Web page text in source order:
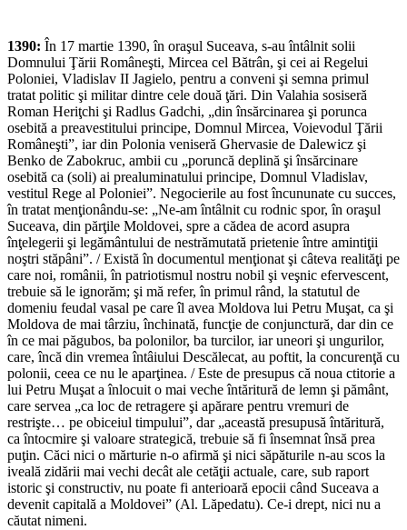
1390: În 17 martie 1390, în oraşul Suceava, s-au întâlnit solii
Domnului Ţării Româneşti, Mircea cel Bătrân, şi cei ai Regelui
Poloniei, Vladislav II Jagielo, pentru a conveni şi semna primul
tratat politic şi militar dintre cele două ţări. Din Valahia sosiseră
Roman Heriţchi şi Radlus Gadchi, „din însărcinarea şi porunca
osebită a preavestitului principe, Domnul Mircea, Voievodul Ţării
Româneşti”, iar din Polonia veniseră Ghervasie de Dalewicz şi
Benko de Zabokruc, ambii cu „poruncă deplină şi însărcinare
osebită ca (soli) ai prealuminatului principe, Domnul Vladislav,
vestitul Rege al Poloniei”. Negocierile au fost încununate cu succes,
în tratat menţionându-se: „Ne-am întâlnit cu rodnic spor, în oraşul
Suceava, din părţile Moldovei, spre a cădea de acord asupra
înţelegerii şi legământului de nestrămutată prietenie între amintiţii
noştri stăpâni”. / Există în documentul menţionat şi câteva realităţi pe
care noi, românii, în patriotismul nostru nobil şi veşnic efervescent,
trebuie să le ignorăm; şi mă refer, în primul rând, la statutul de
domeniu feudal vasal pe care îl avea Moldova lui Petru Muşat, ca şi
Moldova de mai târziu, închinată, funcţie de conjunctură, dar din ce
în ce mai păgubos, ba polonilor, ba turcilor, iar uneori şi ungurilor,
care, încă din vremea întâiului Descălecat, au poftit, la concurenţă cu
polonii, ceea ce nu le aparţinea. / Este de presupus că noua ctitorie a
lui Petru Muşat a înlocuit o mai veche întăritură de lemn şi pământ,
care servea „ca loc de retragere şi apărare pentru vremuri de
restrişte… pe obiceiul timpului”, dar „această presupusă întăritură,
ca întocmire şi valoare strategică, trebuie să fi însemnat însă prea
puţin. Căci nici o mărturie n-o afirmă şi nici săpăturile n-au scos la
iveală zidării mai vechi decât ale cetăţii actuale, care, sub raport
istoric şi constructiv, nu poate fi anterioară epocii când Suceava a
devenit capitală a Moldovei” (Al. Lăpedatu). Ce-i drept, nici nu a
căutat nimeni.